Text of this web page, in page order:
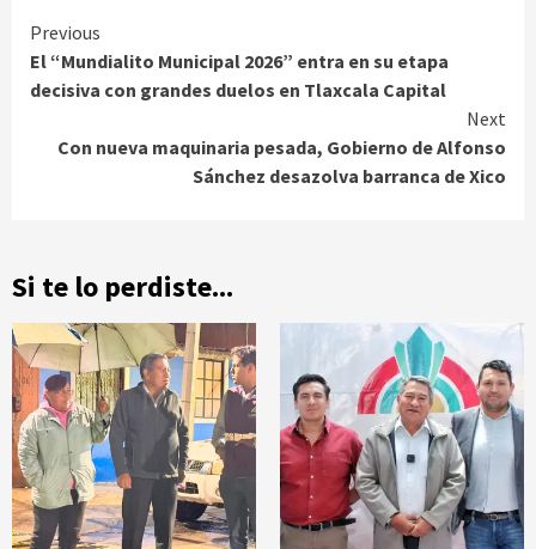
Continue
Reading
Previous
El “Mundialito Municipal 2026” entra en su etapa
decisiva con grandes duelos en Tlaxcala Capital
Next
Con nueva maquinaria pesada, Gobierno de Alfonso
Sánchez desazolva barranca de Xico
Si te lo perdiste...